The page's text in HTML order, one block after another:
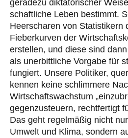
geradezu diktatorischer
schaft­liche Leben bestimmt.
Heerscharen von Statistikern
Fieberkurven der
erstellen, und diese sind
als unerbittliche Vorgabe für
fungiert. Unsere Politiker,
kennen keine schlimmere
Wirtschaftswachstum
gegenzusteuern, rechtfertigt
Das geht regelmäßig nicht
Umwelt und Klima, sondern